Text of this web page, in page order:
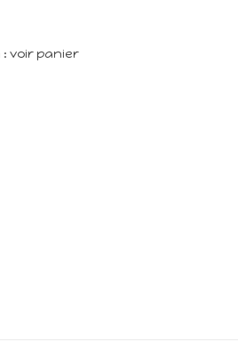
: voir panier